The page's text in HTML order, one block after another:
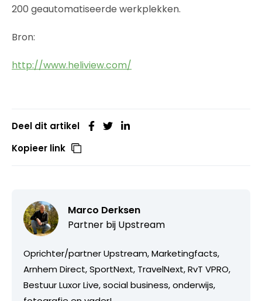
200 geautomatiseerde werkplekken.
Bron:
http://www.heliview.com/
Deel dit artikel
Kopieer link
Marco Derksen
Partner bij Upstream
Oprichter/partner Upstream, Marketingfacts,
Arnhem Direct, SportNext, TravelNext, RvT VPRO,
Bestuur Luxor Live, social business, onderwijs,